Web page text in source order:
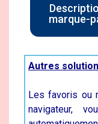
marque-
Autres
Les favoris ou
navigateur,